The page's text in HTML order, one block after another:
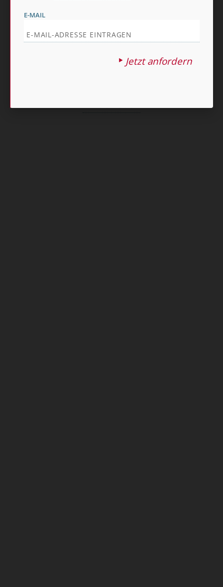
E-MAIL
Jetzt anfordern